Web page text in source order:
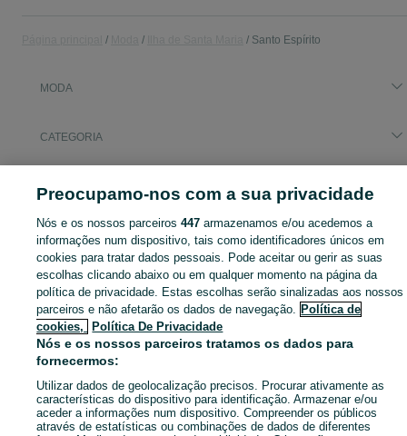
Santo Espírito
MODA
CATEGORIA
Mapa do site
Mapa das freguesias
Mapa de mini-sites
Pesquisas populares
Preocupamo-nos com a sua privacidade
Nós e os nossos parceiros447 armazenamos e/ou acedemos a
informações num dispositivo, tais como identificadores únicos em
cookies para tratar dados pessoais. Pode aceitar ou gerir as suas
escolhas clicando abaixo ou em qualquer momento na página da
política de privacidade. Estas escolhas serão sinalizadas aos nossos
parceiros e não afetarão os dados de navegação. Política de
cookies,
Política De Privacidade
Nós e os nossos parceiros tratamos os dados para
fornecermos:
Utilizar dados de geolocalização precisos. Procurar ativamente as
características do dispositivo para identificação. Armazenar e/ou
aceder a informações num dispositivo. Compreender os públicos
através de estatísticas ou combinações de dados de diferentes